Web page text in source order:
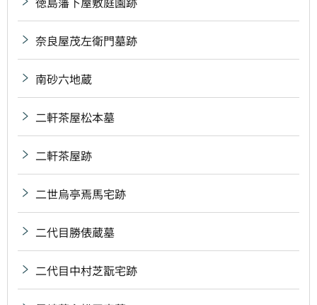
奈良屋茂左衛門墓跡
南砂六地蔵
二軒茶屋松本墓
二軒茶屋跡
二世烏亭焉馬宅跡
二代目勝俵蔵墓
二代目中村芝翫宅跡